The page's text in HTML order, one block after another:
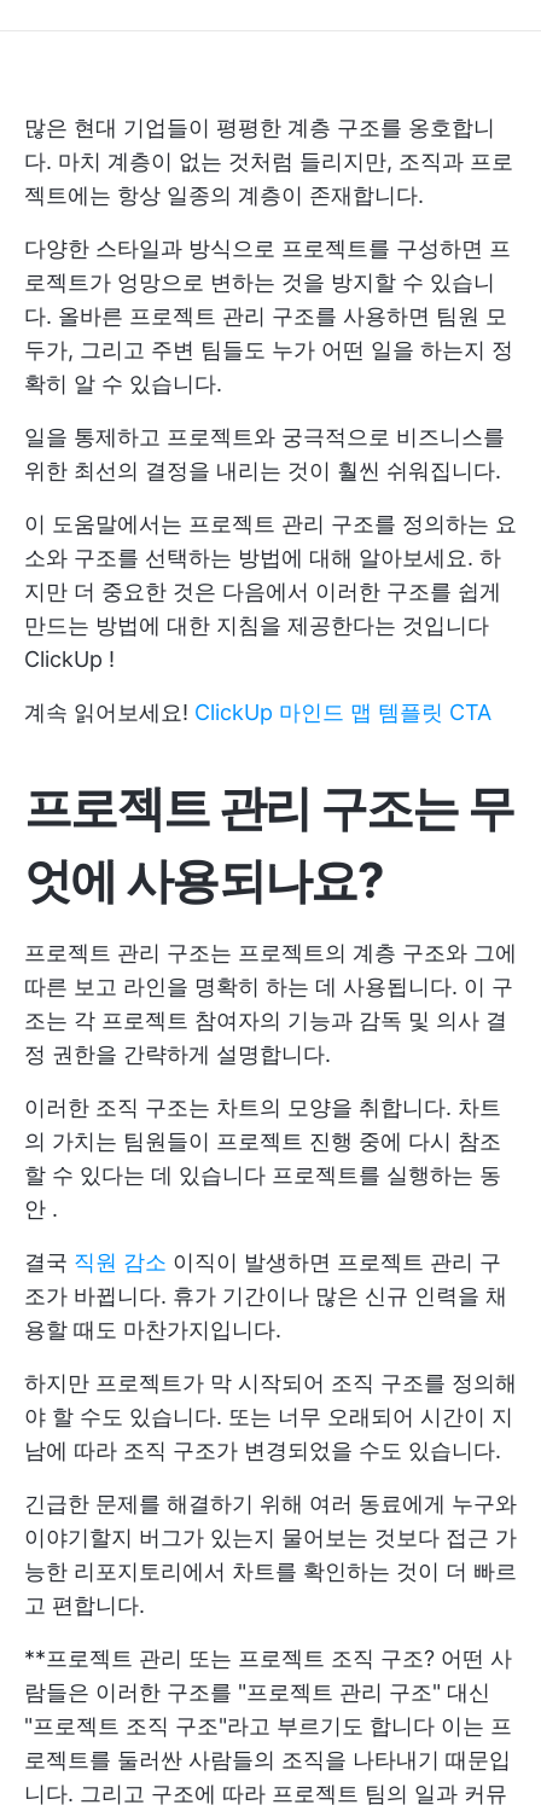
많은 현대 기업들이 평평한 계층 구조를 옹호합니
다. 마치 계층이 없는 것처럼 들리지만, 조직과 프로
젝트에는 항상 일종의 계층이 존재합니다.
다양한 스타일과 방식으로 프로젝트를 구성하면 프
로젝트가 엉망으로 변하는 것을 방지할 수 있습니
다. 올바른 프로젝트 관리 구조를 사용하면 팀원 모
두가, 그리고 주변 팀들도 누가 어떤 일을 하는지 정
확히 알 수 있습니다.
일을 통제하고 프로젝트와 궁극적으로 비즈니스를
위한 최선의 결정을 내리는 것이 훨씬 쉬워집니다.
이 도움말에서는 프로젝트 관리 구조를 정의하는 요
소와 구조를 선택하는 방법에 대해 알아보세요. 하
지만 더 중요한 것은 다음에서 이러한 구조를 쉽게
만드는 방법에 대한 지침을 제공한다는 것입니다
ClickUp !
계속 읽어보세요! ClickUp 마인드 맵 템플릿 CTA
프로젝트 관리 구조는 무
엇에 사용되나요?
프로젝트 관리 구조는 프로젝트의 계층 구조와 그에
따른 보고 라인을 명확히 하는 데 사용됩니다. 이 구
조는 각 프로젝트 참여자의 기능과 감독 및 의사 결
정 권한을 간략하게 설명합니다.
이러한 조직 구조는 차트의 모양을 취합니다. 차트
의 가치는 팀원들이 프로젝트 진행 중에 다시 참조
할 수 있다는 데 있습니다 프로젝트를 실행하는 동
안 .
결국 직원 감소 이직이 발생하면 프로젝트 관리 구
조가 바뀝니다. 휴가 기간이나 많은 신규 인력을 채
용할 때도 마찬가지입니다.
하지만 프로젝트가 막 시작되어 조직 구조를 정의해
야 할 수도 있습니다. 또는 너무 오래되어 시간이 지
남에 따라 조직 구조가 변경되었을 수도 있습니다.
긴급한 문제를 해결하기 위해 여러 동료에게 누구와
이야기할지 버그가 있는지 물어보는 것보다 접근 가
능한 리포지토리에서 차트를 확인하는 것이 더 빠르
고 편합니다.
**프로젝트 관리 또는 프로젝트 조직 구조? 어떤 사
람들은 이러한 구조를 "프로젝트 관리 구조" 대신
"프로젝트 조직 구조"라고 부르기도 합니다 이는 프
로젝트를 둘러싼 사람들의 조직을 나타내기 때문입
니다. 그리고 구조에 따라 프로젝트 팀의 일과 커뮤